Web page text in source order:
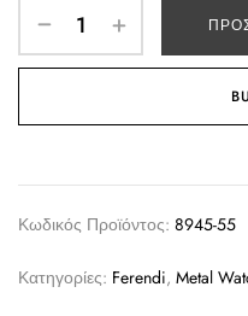
Κωδικός Προϊόντος: 8945-55
Κατηγορίες: Ferendi, Metal